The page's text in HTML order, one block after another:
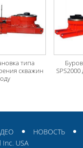
типа
скважин
НОВОСТЬ
USA